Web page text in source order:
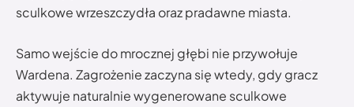
sculkowe wrzeszczydła oraz pradawne miasta.
Samo wejście do mrocznej głębi nie przywołuje
Wardena. Zagrożenie zaczyna się wtedy, gdy gracz
aktywuje naturalnie wygenerowane sculkowe